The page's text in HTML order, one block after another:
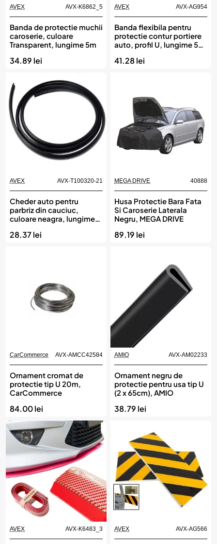
AVEX AVX-K6862_5
Banda de protectie muchii
caroserie, culoare
Transparent, lungime 5m
34.89 lei
AVEX AVX-AG954
Banda flexibila pentru
protectie contur portiere
auto, profil U, lungime 5m,
41.28 lei
AVEX AVX-T100320-21
Cheder auto pentru
parbriz din cauciuc,
culoare neagra, lungime
28.37 lei
MEGA DRIVE 40888
Husa Protectie Bara Fata
Si Caroserie Laterala
Negru, MEGA DRIVE
89.19 lei
CarCommerce AVX-AMCC42584
Ornament cromat de
protectie tip U 20m,
CarCommerce
84.00 lei
AMIO AVX-AM02233
Ornament negru de
protectie pentru usa tip U
(2 x 65cm), AMIO
38.79 lei
AVEX AVX-K6483_3 AVEX AVX-AG566